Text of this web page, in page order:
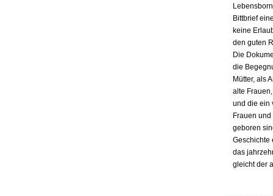
Bittbrief
keine
den guten
Die
die
Mütter, als
alte
und die ein
Frauen
geboren
Geschichte
das
gleicht der